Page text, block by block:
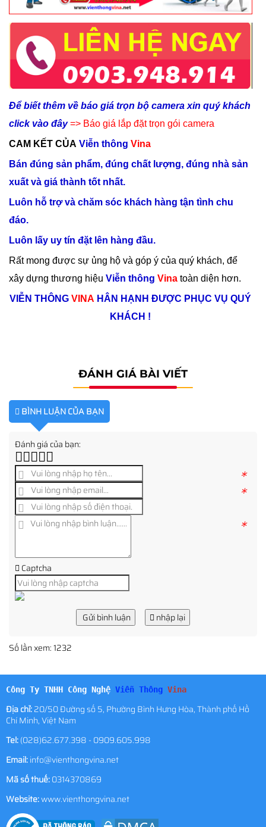
Để biết thêm về báo giá trọn bộ camera xin quý khách
click vào đây => Báo giá lắp đặt trọn gói camera
CAM KẾT CỦA Viễn thông Vina
Bán đúng sản phẩm, đúng chất lượng, đúng nhà sản
xuất và giá thành tốt nhất.
Luôn hỗ trợ và chăm sóc khách hàng tận tình chu
đáo.
Luôn lấy uy tín đặt lên hàng đầu.
Rất mong được sự ủng hộ và góp ý của quý khách, để
xây dựng thương hiệu Viễn thông Vina toàn diện hơn.
VIỄN THÔNGVINA HÂN HẠNH ĐƯỢC PHỤC VỤ QUÝ
KHÁCH !
ĐÁNH GIÁ BÀI VIẾT
BÌNH LUẬN CỦA BẠN
Đánh giá của bạn:
*
*
*
Captcha
Gửi bình luận nhập lại
Số lần xem: 1232
Công Ty TNHH Công Nghệ Viễn Thông Vina
Địa chỉ:20/50 Đường số 5, Phường Bình Hưng Hòa, Thành phố Hồ
Chí Minh, Việt Nam
Tel:(028)62.677.398 - 0909.605.998
Email:info@vienthongvina.net
Mã số thuế:0314370869
Website:www.vienthongvina.net